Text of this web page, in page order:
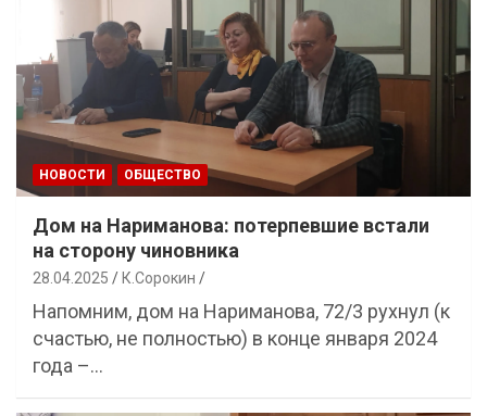
НОВОСТИ ОБЩЕСТВО
Дом на Нариманова: потерпевшие встали
на сторону чиновника
28.04.2025 К.Сорокин
Напомним, дом на Нариманова, 72/3 рухнул (к
счастью, не полностью) в конце января 2024
года –…